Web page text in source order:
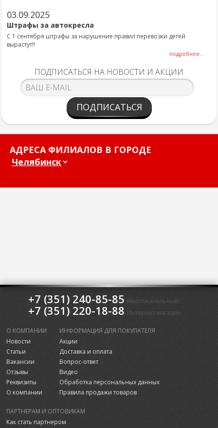
03.09.2025
Штрафы за автокресла
С 1 сентября штрафы за нарушение правил перевозки детей
вырастут!!
подробнее...
ПОДПИСАТЬСЯ НА НОВОСТИ И АКЦИИ
ПОДПИСАТЬСЯ
АДРЕСА ФИЛИАЛОВ В ГОРОДЕ
+7 (351) 240-85-85 Многоканальный
+7 (351) 220-18-88 Интернет-магазин
О КОМПАНИИ
Новости
Статьи
Вакансии
Отзывы
Реквизиты
О компании
ИНФОРМАЦИЯ ДЛЯ ПОКУПАТЕЛЯ
Акции
Доставка и оплата
Вопрос-ответ
Видео
Обработка персональных данных
Правила продажи товаров
ПАРТНЕРАМ И ОПТОВИКАМ
Как стать партнером